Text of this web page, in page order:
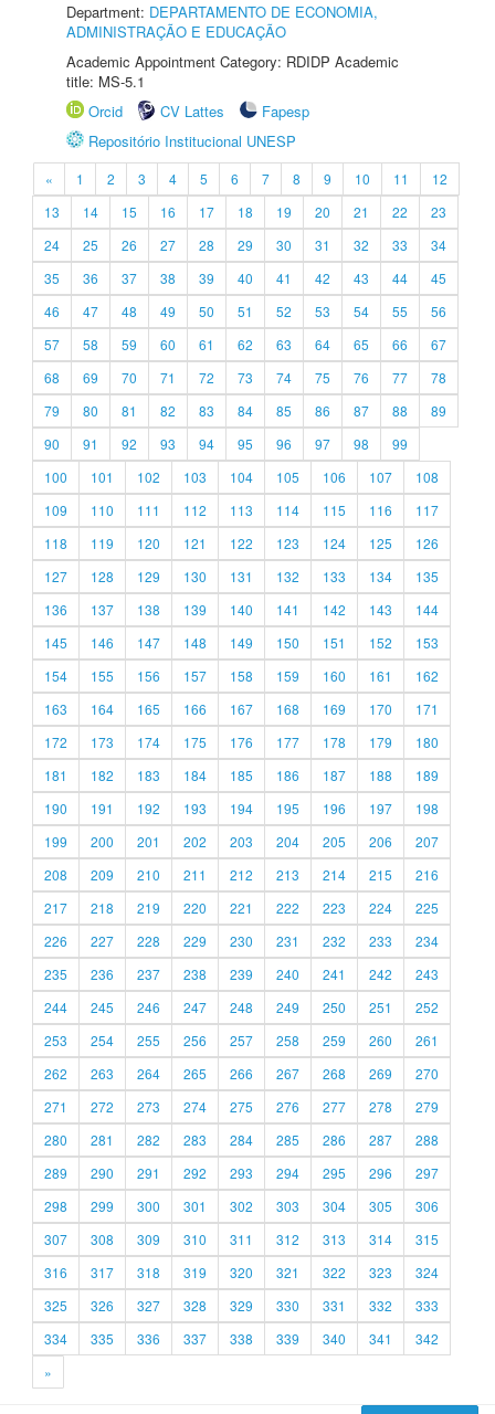
Department: DEPARTAMENTO DE ECONOMIA,
ADMINISTRAÇÃO E EDUCAÇÃO
Academic Appointment Category: RDIDP Academic
title: MS-5.1
Orcid
CV Lattes
Fapesp
Repositório Institucional UNESP
« 1 2 3 4 5 6 7 8 9 10 11
12
13
14 15 16 17 18 19 20 21 22
23
24
25 26 27 28 29 30 31 32 33
34
35
36 37 38 39 40 41 42 43 44
45
46
47 48 49 50 51 52 53 54 55
56
57
58 59 60 61 62 63 64 65 66
67
68
69 70 71 72 73 74 75 76 77
78
79
80 81 82 83 84 85 86 87 88
89
90
91 92 93 94 95 96 97 98
99
100
101 102 103 104 105 106 107
108
109
110 111 112 113 114 115 116
117
118
119 120 121 122 123 124 125
126
127
128 129 130 131 132 133 134
135
136
137 138 139 140 141 142 143
144
145
146 147 148 149 150 151 152
153
154
155 156 157 158 159 160 161
162
163
164 165 166 167 168 169 170
171
172
173 174 175 176 177 178 179
180
181
182 183 184 185 186 187 188
189
190
191 192 193 194 195 196 197
198
199
200 201 202 203 204 205 206
207
208
209 210 211 212 213 214 215
216
217
218 219 220 221 222 223 224
225
226
227 228 229 230 231 232 233
234
235
236 237 238 239 240 241 242
243
244
245 246 247 248 249 250 251
252
253
254 255 256 257 258 259 260
261
262
263 264 265 266 267 268 269
270
271
272 273 274 275 276 277 278
279
280
281 282 283 284 285 286 287
288
289
290 291 292 293 294 295 296
297
298
299 300 301 302 303 304 305
306
307
308 309 310 311 312 313 314
315
316
317 318 319 320 321 322 323
324
325
326 327 328 329 330 331 332
333
334
335 336 337 338 339 340 341
342
»